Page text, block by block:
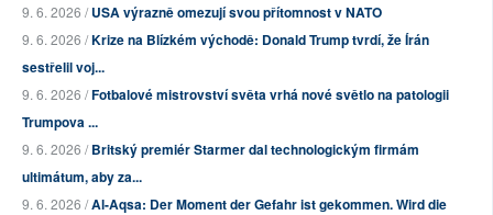
9. 6. 2026 /USA výrazně omezují svou přítomnost v NATO
9. 6. 2026 /Krize na Blízkém východě: Donald Trump tvrdí, že Írán
sestřelil voj...
9. 6. 2026 /Fotbalové mistrovství světa vrhá nové světlo na patologii
Trumpova ...
9. 6. 2026 /Britský premiér Starmer dal technologickým firmám
ultimátum, aby za...
9. 6. 2026 /Al-Aqsa: Der Moment der Gefahr ist gekommen. Wird die